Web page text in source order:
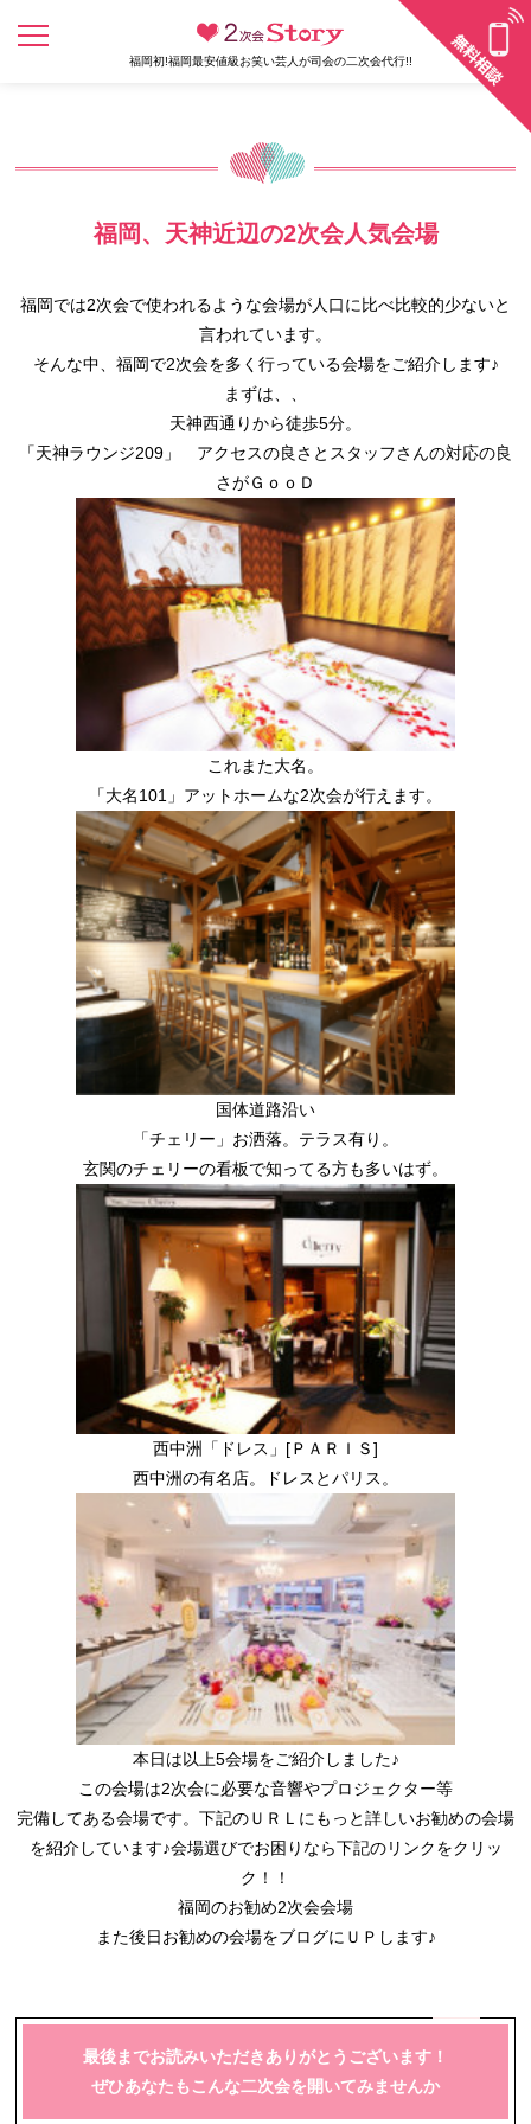
福岡初!福岡最安値級お笑い芸人が司会の二次会代行!!
福岡、天神近辺の2次会人気会場
福岡では2次会で使われるような会場が人口に比べ比較的少ないと
言われています。
そんな中、福岡で2次会を多く行っている会場をご紹介します♪
まずは、、
天神西通りから徒歩5分。
「天神ラウンジ209」 アクセスの良さとスタッフさんの対応の良
さがＧｏｏＤ
これまた大名。
「大名101」アットホームな2次会が行えます。
国体道路沿い
「チェリー」お洒落。テラス有り。
玄関のチェリーの看板で知ってる方も多いはず。
西中洲「ドレス」[ＰＡＲＩＳ]
西中洲の有名店。ドレスとパリス。
本日は以上5会場をご紹介しました♪
この会場は2次会に必要な音響やプロジェクター等
完備してある会場です。下記のＵＲＬにもっと詳しいお勧めの会場
を紹介しています♪会場選びでお困りなら下記のリンクをクリッ
ク！！
福岡のお勧め2次会会場
また後日お勧めの会場をブログにＵＰします♪
最後までお読みいただきありがとうございます！
ぜひあなたもこんな二次会を開いてみませんか